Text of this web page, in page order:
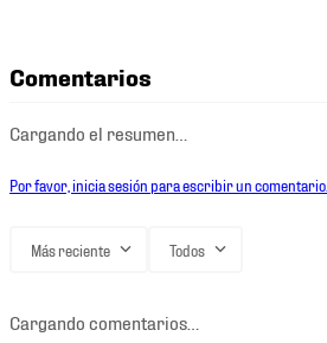
Comentarios
Cargando el resumen…
Por favor, inicia sesión para escribir un comentario.
Más reciente Todos
Cargando comentarios…